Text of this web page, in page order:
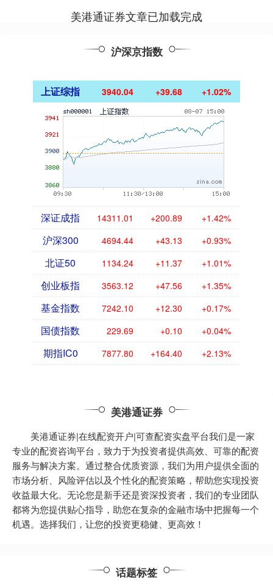
美港通证券文章已加载完成
沪深京指数
上证综指 3940.04 +39.68 +1.02%
深证成指 14311.01 +200.89 +1.42%
沪深300 4694.44 +43.13 +0.93%
北证50 1134.24 +11.37 +1.01%
创业板指 3563.12 +47.56 +1.35%
基金指数 7242.10 +12.30 +0.17%
国债指数 229.69 +0.10 +0.04%
期指IC0 7877.80 +164.40 +2.13%
美港通证券
美港通证券|在线配资开户|可查配资实盘平台我们是一家
专业的配资咨询平台，致力于为投资者提供高效、可靠的配资
服务与解决方案。通过整合优质资源，我们为用户提供全面的
市场分析、风险评估以及个性化的配资策略，帮助您实现投资
收益最大化。无论您是新手还是资深投资者，我们的专业团队
都将为您提供贴心指导，助您在复杂的金融市场中把握每一个
机遇。选择我们，让您的投资更稳健、更高效！
话题标签